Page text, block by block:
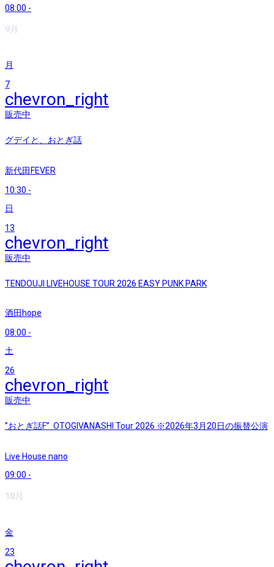
08:00 -
9月
月
7
chevron_right
販売中
グデイと、おとぎ話
新代田FEVER
10:30 -
日
13
chevron_right
販売中
TENDOUJI LIVEHOUSE TOUR 2026 EASY PUNK PARK
酒田hope
08:00 -
土
26
chevron_right
販売中
”おとぎ話F” OTOGIVANASHI Tour 2026 ※2026年3月20日の振替公演
Live House nano
09:00 -
10月
金
23